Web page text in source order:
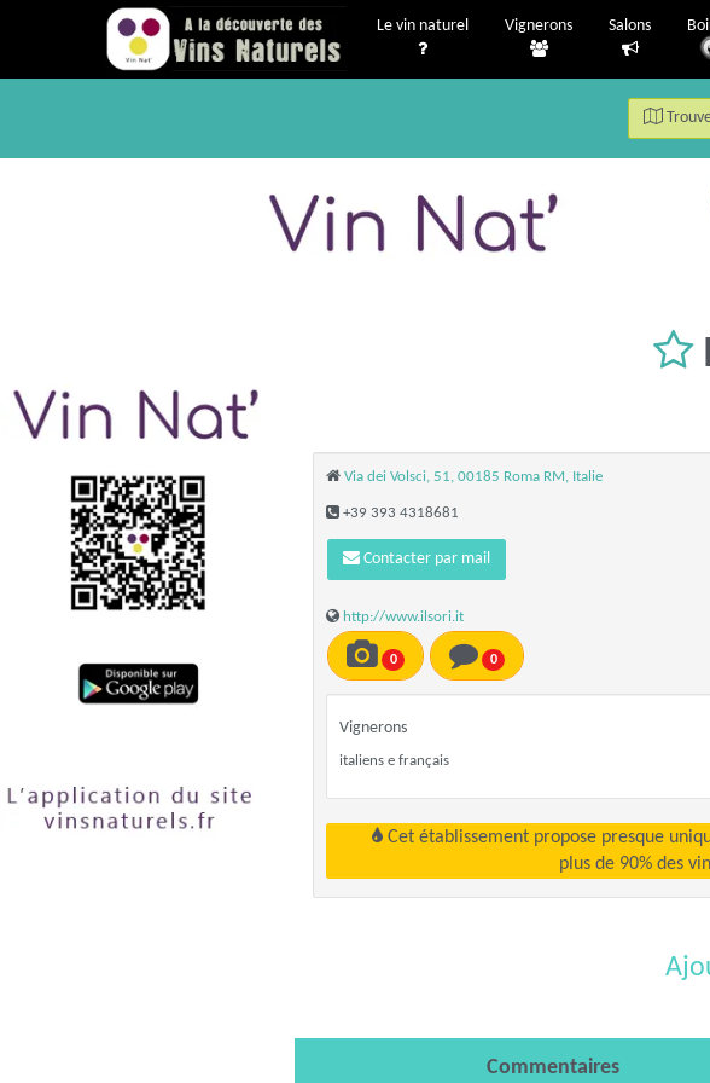
Le vin naturel Vignerons Salons
Via dei Volsci, 51, 00185 Roma RM, Italie
+39 393 4318681
Contacter par mail
http://www.ilsori.it
0 0
Vignerons
italiens e français
Cet établissement propose presque
plus de 90% des
Commentaires